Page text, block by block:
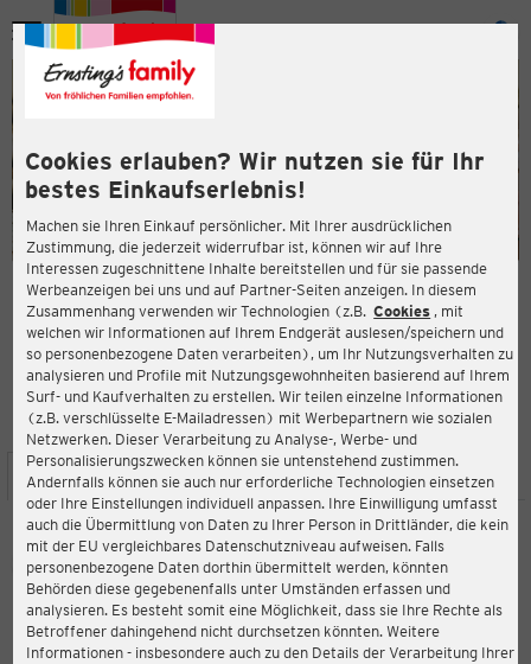
Cookies erlauben? Wir nutzen sie für Ihr
bestes Einkaufserlebnis!
Machen sie Ihren Einkauf persönlicher. Mit Ihrer ausdrücklichen
Zustimmung, die jederzeit widerrufbar ist, können wir auf Ihre
Interessen zugeschnittene Inhalte bereitstellen und für sie passende
Werbeanzeigen bei uns und auf Partner-Seiten anzeigen. In diesem
Zusammenhang verwenden wir Technologien (z.B. Cookies , mit
welchen wir Informationen auf Ihrem Endgerät auslesen/speichern und
so personenbezogene Daten verarbeiten), um Ihr Nutzungsverhalten zu
analysieren und Profile mit Nutzungsgewohnheiten basierend auf Ihrem
Surf- und Kaufverhalten zu erstellen. Wir teilen einzelne Informationen
(z.B. verschlüsselte E-Mailadressen) mit Werbepartnern wie sozialen
Netzwerken. Dieser Verarbeitung zu Analyse-, Werbe- und
Personalisierungszwecken können sie untenstehend zustimmen.
Andernfalls können sie auch nur erforderliche Technologien einsetzen
oder Ihre Einstellungen individuell anpassen. Ihre Einwilligung umfasst
auch die Übermittlung von Daten zu Ihrer Person in Drittländer, die kein
mit der EU vergleichbares Datenschutzniveau aufweisen. Falls
personenbezogene Daten dorthin übermittelt werden, könnten
Behörden diese gegebenenfalls unter Umständen erfassen und
analysieren. Es besteht somit eine Möglichkeit, dass sie Ihre Rechte als
Betroffener dahingehend nicht durchsetzen könnten. Weitere
Informationen - insbesondere auch zu den Details der Verarbeitung Ihrer
Menü
ERNSTING'S FAMILY FILIALE
Hauptstraße 91
74889 Sinsheim
3,9
Bewertung:
STANDORT SERVICES SORTIMENT AKTIONEN
Ernsting's family
Hauptstraße 91, 74889 Sinsheim